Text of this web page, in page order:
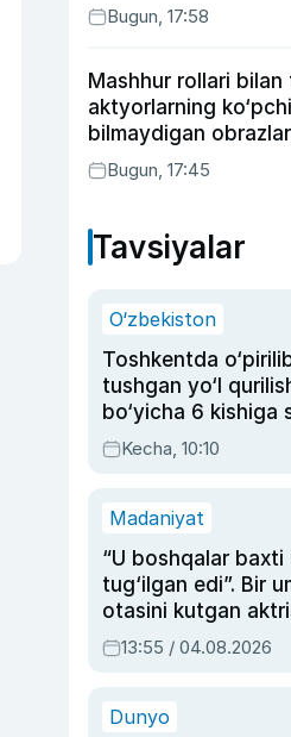
Bugun, 17:58
Mashhur rollari bilan
aktyorlarning
bilmaydigan
Bugun, 17:45
Tavsiyalar
O‘zbekiston
Toshkentda
tushgan yo‘l
bo‘yicha 6 kishiga
hukmi o‘qildi
Kecha, 10:10
Madaniyat
“U boshqalar baxti
tug‘ilgan edi”. Bir
otasini kutgan
dublyaj ustasi
Ahmedovaning
13:55 / 04.08.2026
Dunyo